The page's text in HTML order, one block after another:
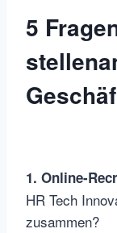
5
1. Online-
HR Tech
zusammen?